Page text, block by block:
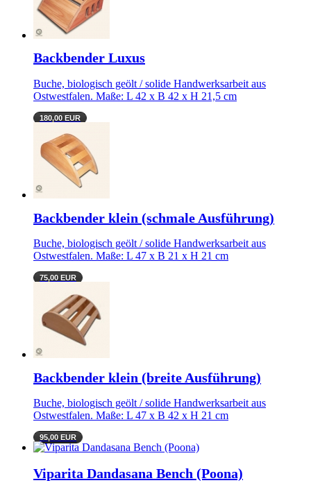
Backbender Luxus
Buche, biologisch geölt / solide Handwerksarbeit aus
Ostwestfalen. Maße: L 42 x B 42 x H 21,5 cm
180,00 EUR
Backbender klein (schmale Ausführung)
Buche, biologisch geölt / solide Handwerksarbeit aus
Ostwestfalen. Maße: L 47 x B 21 x H 21 cm
75,00 EUR
Backbender klein (breite Ausführung)
Buche, biologisch geölt / solide Handwerksarbeit aus
Ostwestfalen. Maße: L 47 x B 42 x H 21 cm
95,00 EUR
Viparita Dandasana Bench (Poona)